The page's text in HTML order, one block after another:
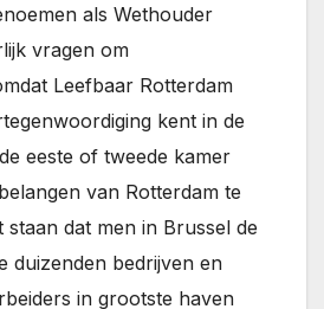
als Wethouder
vragen om
Leefbaar Rotterdam
kent in de
eeste of tweede kamer
van Rotterdam te
staan dat men in Brussel de
duizenden bedrijven en
in grootste haven